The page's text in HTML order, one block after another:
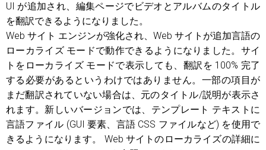
UI が追加され、編集ページでビデオとアルバムのタイトル
を翻訳できるようになりました。
Web サイト エンジンが強化され、Web サイトが追加言語の
ローカライズ モードで動作できるようになりました。サイ
トをローカライズ モードで表示しても、翻訳を 100% 完了
する必要があるというわけではありません。一部の項目が
まだ翻訳されていない場合は、元のタイトル/説明が表示さ
れます。新しいバージョンでは、テンプレート テキストに
言語ファイル (GUI 要素、言語 CSS ファイルなど) を使用で
きるようになります。 Web サイトのローカライズの詳細に